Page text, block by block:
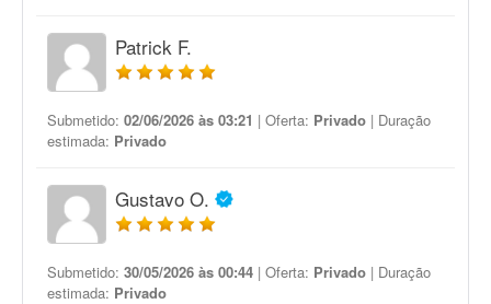
Patrick F.
Submetido: 02/06/2026 às 03:21 | Oferta: Privado | Duração
estimada: Privado
Gustavo O.
Submetido: 30/05/2026 às 00:44 | Oferta: Privado | Duração
estimada: Privado